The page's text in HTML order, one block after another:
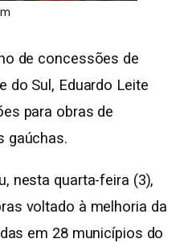
de concessões de
do Sul, Eduardo Leite
para obras de
gaúchas.
nesta quarta-feira (3),
voltado à melhoria da
em 28 municípios do